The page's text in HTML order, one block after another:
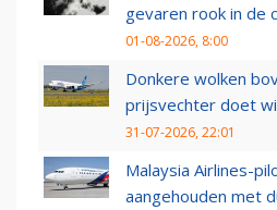
gevaren rook in de
01-08-2026, 8:00
Donkere wolken
prijsvechter doet
31-07-2026, 22:01
Malaysia Airlines-
aangehouden met